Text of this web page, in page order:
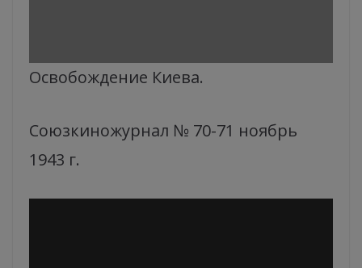
Освобождение Киева.
Союзкиножурнал № 70-71 ноябрь
1943 г.